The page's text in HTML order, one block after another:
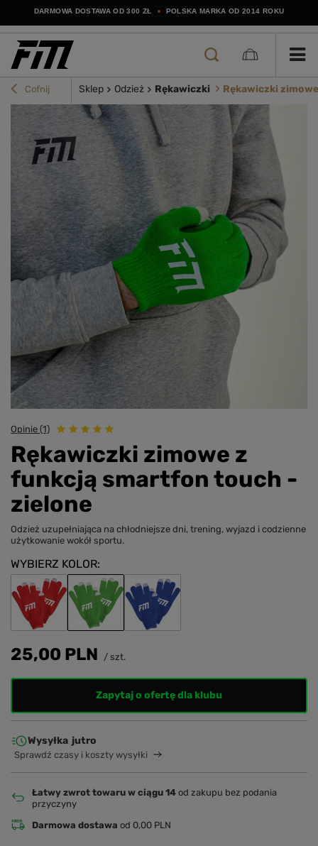
DARMOWA DOSTAWA OD 300 ZŁ POLSKA MARKA OD 2014 ROKU
Cofnij Sklep Odzież Rękawiczki Rękawiczki
Opinie (1)
Rękawiczki zimowe z
funkcją smartfon touch -
zielone
Odzież uzupełniająca na chłodniejsze dni, trening, wyjazd i codzienne
użytkowanie wokół sportu.
WYBIERZ KOLOR
25,00 PLN / szt.
Zapytaj o ofertę dla klubu
Wysyłka jutro
Sprawdź czasy i koszty wysyłki
Łatwy zwrot towaru w ciągu 14 od zakupu bez podania
przyczyny
Darmowa dostawa od 0,00 PLN